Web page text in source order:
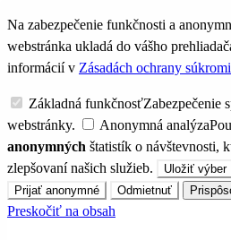
Na zabezpečenie funkčnosti a
webstránka ukladá do vášho
informácií v Zásadách ochrany
Základná funkčnosťZabezpečenie
webstránky.
Anonymná analýza
anonymných štatistík o návštevnosti,
zlepšovaní našich služieb.
Uložiť výber
Prijať anonymné
Odmietnuť
Preskočiť na obsah